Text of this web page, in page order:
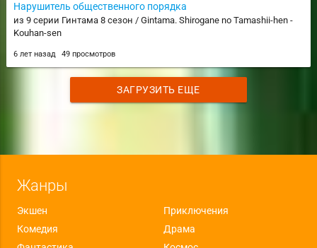
Нарушитель общественного порядка
из 9 серии Гинтама 8 сезон / Gintama. Shirogane no Tamashii-hen -
Kouhan-sen
6 лет назад 49 просмотров
ЗАГРУЗИТЬ ЕЩЕ
Жанры
Экшен
Приключения
Комедия
Драма